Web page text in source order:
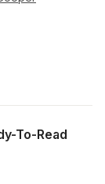
To-Read